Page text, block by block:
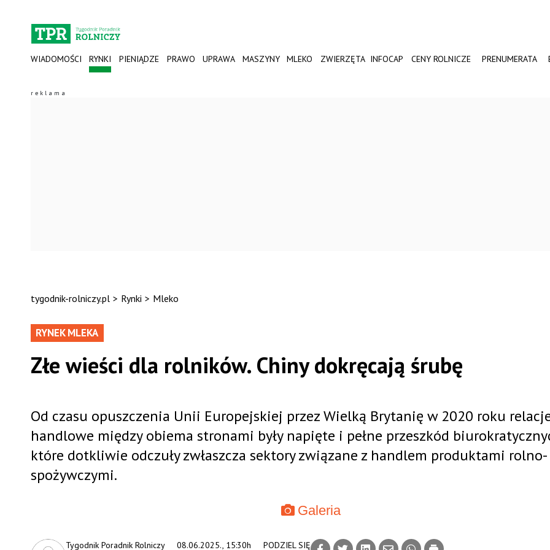
WIADOMOŚCI RYNKI PIENIĄDZE PRAWO UPRAWA MASZYNY MLEKO ZWIERZĘTA INFOCAP CENY ROLNICZE PRENUMERATA
tygodnik-rolniczy.pl > Rynki > Mleko
RYNEK MLEKA
Złe wieści dla rolników. Chiny dokręcają śrubę
08.06.2025., 15:30h
Tygodnik Poradnik Rolniczy PODZIEL SIĘ
Od czasu opuszczenia Unii Europejskiej przez Wielką Brytanię w 2020 roku
handlowe między obiema stronami były napięte i pełne przeszkód
które dotkliwie odczuły zwłaszcza sektory związane z handlem produktami rolno-
spożywczymi.
Galeria